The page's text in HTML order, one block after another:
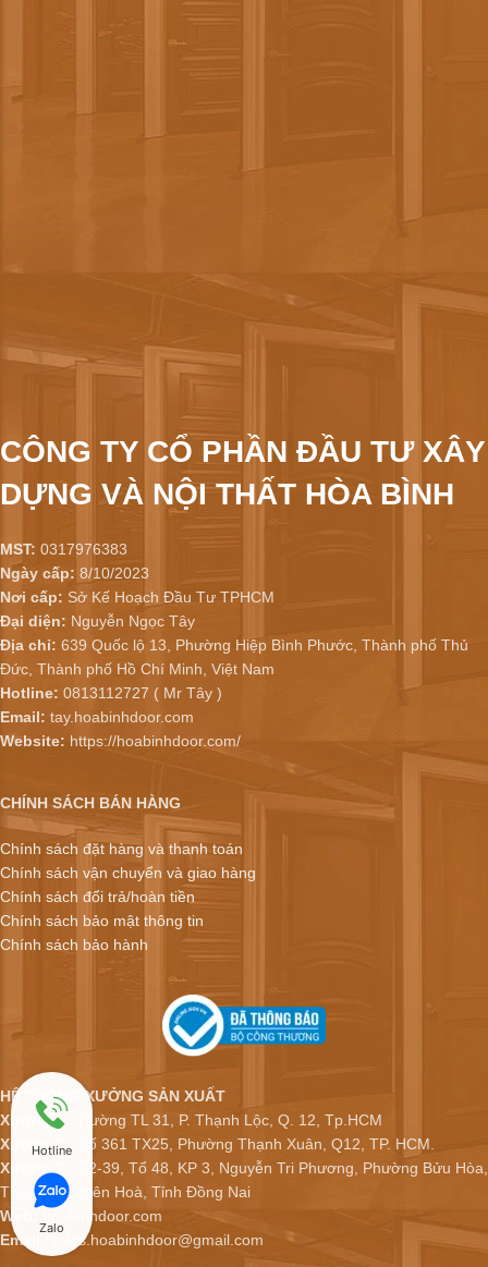
CÔNG TY CỔ PHẦN ĐẦU TƯ XÂY
DỰNG VÀ NỘI THẤT HÒA BÌNH
MST: 0317976383
Ngày cấp: 8/10/2023
Nơi cấp: Sở Kế Hoạch Đầu Tư TPHCM
Đại diện: Nguyễn Ngọc Tây
Địa chỉ: 639 Quốc lộ 13, Phường Hiệp Bình Phước, Thành phố Thủ
Đức, Thành phố Hồ Chí Minh, Việt Nam
Hotline: 0813112727 ( Mr Tây )
Email: tay.hoabinhdoor.com
Website: https://hoabinhdoor.com/
CHÍNH SÁCH BÁN HÀNG
Chính sách đặt hàng và thanh toán
Chính sách vận chuyển và giao hàng
Chính sách đổi trả/hoàn tiền
Chính sách bảo mật thông tin
Chính sách bảo hành
HỆ THỐNG XƯỞNG SẢN XUẤT
Xưởng 1 :
Đường TL 31, P. Thạnh Lộc, Q. 12, Tp.HCM
Xưởng 2 :
Số 361 TX25, Phường Thạnh Xuân, Q12, TP. HCM.
Xưởng 3 :
K2-39, Tổ 48, KP 3, Nguyễn Tri Phương, Phường Bửu Hòa,
Thành phố Biên Hoà, Tỉnh Đồng Nai
Web:
hoabinhdoor.com
Email :
sales.hoabinhdoor@gmail.com
Hotline
Zalo